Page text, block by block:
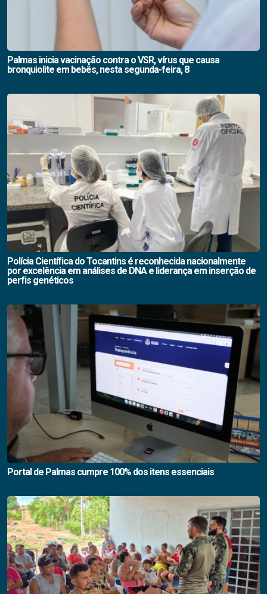
Palmas inicia vacinação contra o VSR, vírus que causa
bronquiolite em bebês, nesta segunda-feira, 8
Polícia Científica do Tocantins é reconhecida nacionalmente
por excelência em análises de DNA e liderança em inserção de
perfis genéticos
Portal de Palmas cumpre 100% dos itens essenciais